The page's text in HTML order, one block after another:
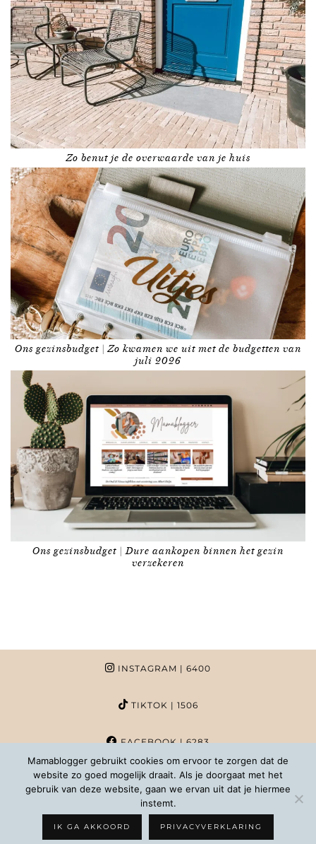
Zo benut je de overwaarde van je huis
Ons gezinsbudget | Zo kwamen we uit met de budgetten van
juli 2026
Ons gezinsbudget | Dure aankopen binnen het gezin
verzekeren
INSTAGRAM | 6400
TIKTOK | 1506
FACEBOOK| 6283
PINTEREST | 1020
WORDPRESS THEMES BYpipdig
Mamablogger gebruikt cookies om ervoor te zorgen dat de
website zo goed mogelijk draait. Als je doorgaat met het
gebruik van deze website, gaan we ervan uit dat je hiermee
instemt.
IK GA AKKOORD PRIVACYVERKLARING